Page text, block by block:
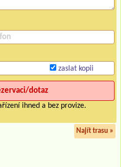
zaslat kopii
ihned a bez provize.
Najít trasu »